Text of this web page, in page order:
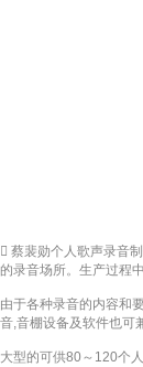
 蔡裴勋个人歌声录音
的录音场所。生产过程
由于各种录音的内容和
音,音棚设备及软件也可
大型的可供80～120个